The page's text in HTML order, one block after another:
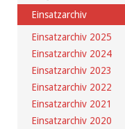
Einsatzarchiv
Einsatzarchiv 2025
Einsatzarchiv 2024
Einsatzarchiv 2023
Einsatzarchiv 2022
Einsatzarchiv 2021
Einsatzarchiv 2020